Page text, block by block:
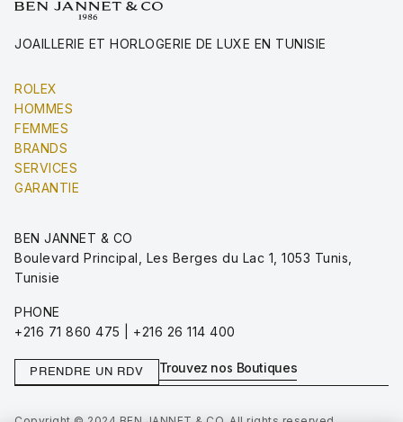
JOAILLERIE ET HORLOGERIE DE LUXE EN TUNISIE
ROLEX
HOMMES
FEMMES
BRANDS
SERVICES
GARANTIE
BEN JANNET & CO
Boulevard Principal, Les Berges du Lac 1, 1053 Tunis,
Tunisie
PHONE
+216 71 860 475 | +216 26 114 400
PRENDRE UN RDV Trouvez nos Boutiques